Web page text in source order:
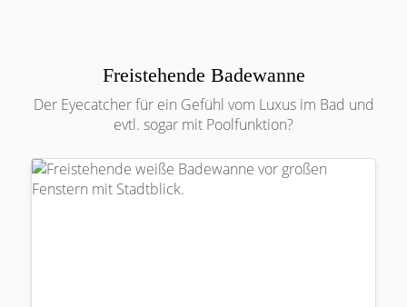
Freistehende Badewanne
Der Eyecatcher für ein Gefühl vom Luxus im Bad und
evtl. sogar mit Poolfunktion?